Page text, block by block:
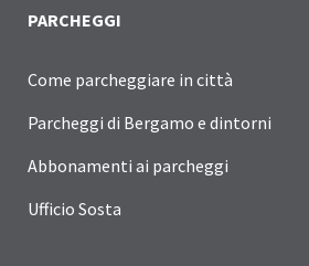
PARCHEGGI
Come parcheggiare in città
Parcheggi di Bergamo e dintorni
Abbonamenti ai parcheggi
Ufficio Sosta